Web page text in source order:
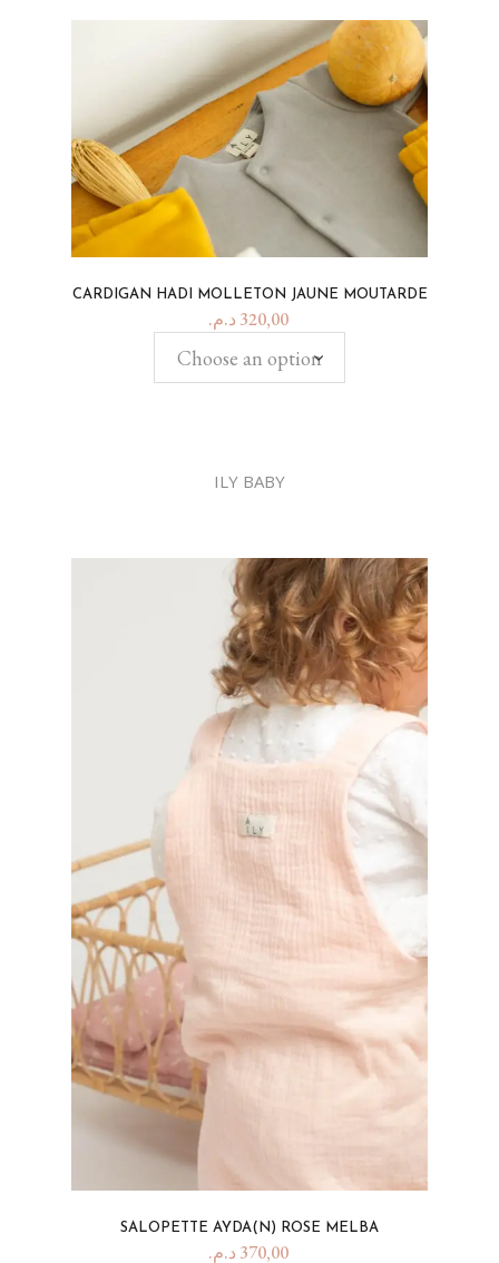
CARDIGAN HADI MOLLETON JAUNE MOUTARDE
320,00 د.م.
Choose an option
ILY BABY
SALOPETTE AYDA(N) ROSE MELBA
370,00 د.م.